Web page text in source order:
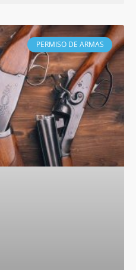
PERMISO DE ARMAS